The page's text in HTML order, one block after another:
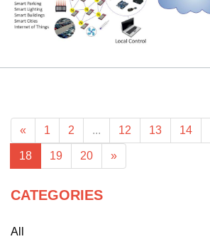
« 1 2 ... 12 13 14
18 19 20 »
CATEGORIES
All